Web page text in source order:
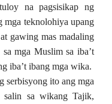
na pagsisikap ng
mga teknolohiya upang
gawing mas madaling
mga Muslim sa iba’t
iba’t ibang mga wika.
serbisyong ito ang mga
salin sa wikang Tajik,